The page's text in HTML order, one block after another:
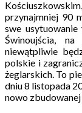
przynajmniej 90
swe
Świnoujścia,
niewątpliwie
polskie i
żeglarskich. To
dniu 8 listopada
nowo